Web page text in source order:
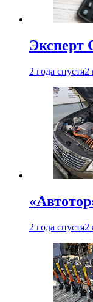
Эксперт
2 года спустя2
2 года спустя2